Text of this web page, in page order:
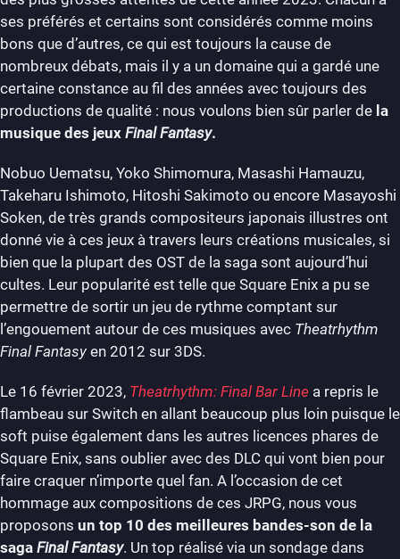
ses préférés et certains sont considérés comme moins
bons que d’autres, ce qui est toujours la cause de
nombreux débats, mais il y a un domaine qui a gardé une
certaine constance au fil des années avec toujours des
productions de qualité : nous voulons bien sûr parler de la
musique des jeux Final Fantasy.
Nobuo Uematsu, Yoko Shimomura, Masashi Hamauzu,
Takeharu Ishimoto, Hitoshi Sakimoto ou encore Masayoshi
Soken, de très grands compositeurs japonais illustres ont
donné vie à ces jeux à travers leurs créations musicales, si
bien que la plupart des OST de la saga sont aujourd’hui
cultes. Leur popularité est telle que Square Enix a pu se
permettre de sortir un jeu de rythme comptant sur
l’engouement autour de ces musiques avec Theatrhythm
Final Fantasy en 2012 sur 3DS.
Le 16 février 2023, Theatrhythm: Final Bar Line a repris le
flambeau sur Switch en allant beaucoup plus loin puisque le
soft puise également dans les autres licences phares de
Square Enix, sans oublier avec des DLC qui vont bien pour
faire craquer n’importe quel fan. A l’occasion de cet
hommage aux compositions de ces JRPG, nous vous
proposons un top 10 des meilleures bandes-son de la
saga Final Fantasy. Un top réalisé via un sondage dans